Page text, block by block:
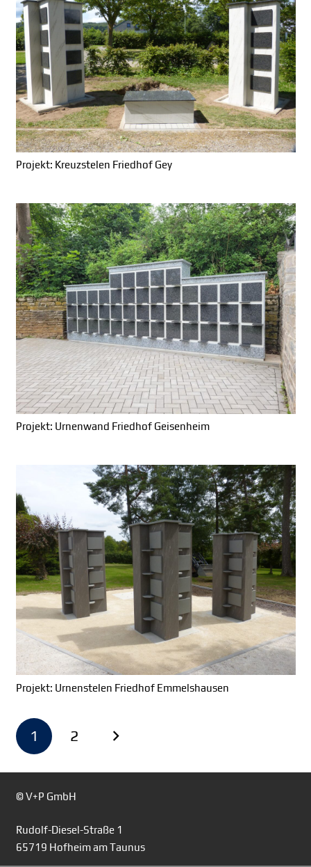
Projekt: Kreuzstelen Friedhof Gey
Projekt: Urnenwand Friedhof Geisenheim
Projekt: Urnenstelen Friedhof Emmelshausen
1 2
© V+P GmbH
Rudolf-Diesel-Straße 1
65719 Hofheim am Taunus